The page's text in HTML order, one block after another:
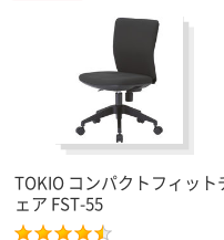
TOKIO コンパクトフィット
ェア FST-55